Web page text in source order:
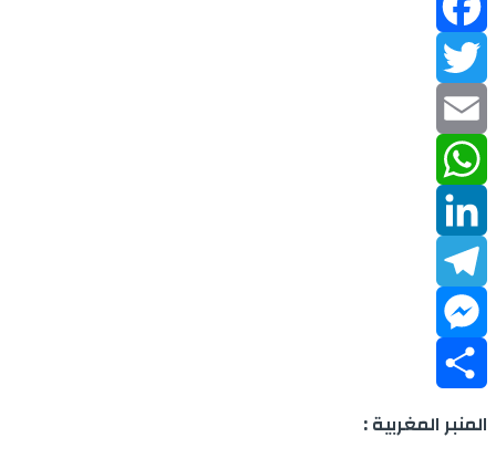
Facebook
Twitter
Email
WhatsApp
LinkedIn
Telegram
Messenger
Share
المنبر المغربية :